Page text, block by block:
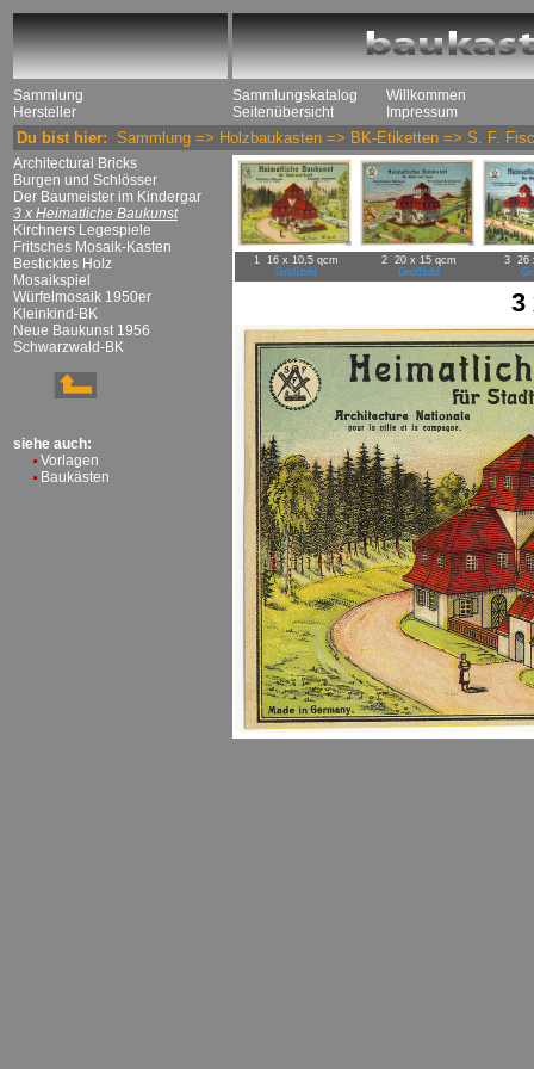
Sammlung
Hersteller
Sammlungskatalog
Seitenübersicht
Willkommen
Impressum
Du bist hier: Sammlung => Holzbaukasten => BK-Etiketten => S. F.
Architectural Bricks
Burgen und Schlösser
Der Baumeister im Kindergar
3 x Heimatliche Baukunst
Kirchners Legespiele
Fritsches Mosaik-Kasten
Besticktes Holz
Mosaikspiel
Würfelmosaik 1950er
Kleinkind-BK
Neue Baukunst 1956
Schwarzwald-BK
siehe auch:
Vorlagen
Baukästen
1 16 x 10,5 qcm
Großbild
2 20 x 15 qcm
Großbild
3 26
3